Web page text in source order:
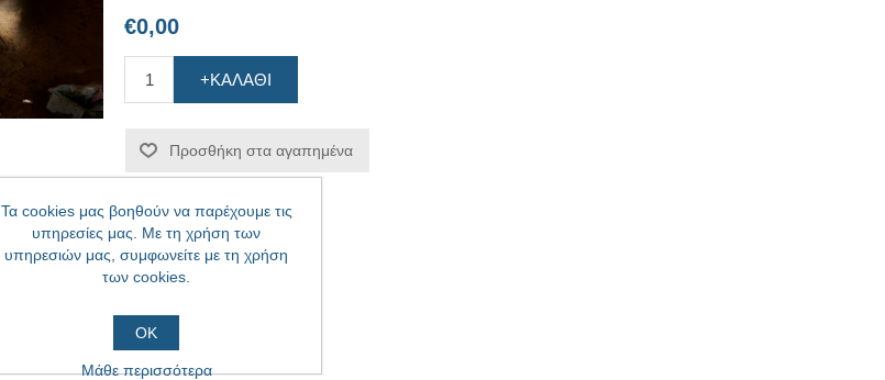
€0,00
+ΚΑΛΆΘΙ
Προσθήκη στα αγαπημένα
Τα cookies μας βοηθούν να παρέχουμε τις
υπηρεσίες μας. Με τη χρήση των
υπηρεσιών μας, συμφωνείτε με τη χρήση
των cookies.
ΟΚ
Μάθε περισσότερα